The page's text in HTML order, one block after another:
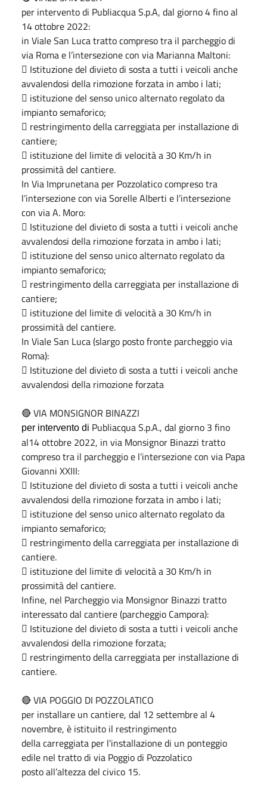
per intervento di Publiacqua S.p.A, dal giorno 4 fino al
14 ottobre 2022:
in Viale San Luca tratto compreso tra il parcheggio di
via Roma e l’intersezione con via Marianna Maltoni:
 Istituzione del divieto di sosta a tutti i veicoli anche
avvalendosi della rimozione forzata in ambo i lati;
 istituzione del senso unico alternato regolato da
impianto semaforico;
 restringimento della carreggiata per installazione di
cantiere;
 istituzione del limite di velocità a 30 Km/h in
prossimità del cantiere.
In Via Imprunetana per Pozzolatico compreso tra
l’intersezione con via Sorelle Alberti e l’intersezione
con via A. Moro:
 Istituzione del divieto di sosta a tutti i veicoli anche
avvalendosi della rimozione forzata in ambo i lati;
 istituzione del senso unico alternato regolato da
impianto semaforico;
 restringimento della carreggiata per installazione di
cantiere;
 istituzione del limite di velocità a 30 Km/h in
prossimità del cantiere.
In Viale San Luca (slargo posto fronte parcheggio via
Roma):
 Istituzione del divieto di sosta a tutti i veicoli anche
avvalendosi della rimozione forzata
🔴 VIA MONSIGNOR BINAZZI
per intervento di Publiacqua S.p.A., dal giorno 3 fino
al14 ottobre 2022, in via Monsignor Binazzi tratto
compreso tra il parcheggio e l’intersezione con via Papa
Giovanni XXIII:
 Istituzione del divieto di sosta a tutti i veicoli anche
avvalendosi della rimozione forzata in ambo i lati;
 istituzione del senso unico alternato regolato da
impianto semaforico;
 restringimento della carreggiata per installazione di
cantiere.
 istituzione del limite di velocità a 30 Km/h in
prossimità del cantiere.
Infine, nel Parcheggio via Monsignor Binazzi tratto
interessato dal cantiere (parcheggio Campora):
 Istituzione del divieto di sosta a tutti i veicoli anche
avvalendosi della rimozione forzata;
 restringimento della carreggiata per installazione di
cantiere.
🔴 VIA POGGIO DI POZZOLATICO
per installare un cantiere, dal 12 settembre al 4
novembre, è istituito il restringimento
della carreggiata per l'installazione di un ponteggio
edile nel tratto di via Poggio di Pozzolatico
posto all’altezza del civico 15.